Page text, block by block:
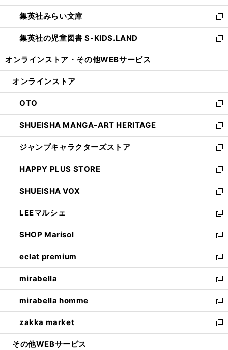
開
く
ウ
で
開
く
ン
ド
ウ
で
ウ
ィ
ン
ド
開
集英社みらい文庫
新
し
い
ン
ウ
で
開
く
集英社の児童図書 S-KIDS.LAND
新
ウ
ン
ド
ウ
で
開
く
オンラインストア・ その他WEBサービス
オンラインストア
OTO
新
し
い
ウ
ィ
ン
ド
ウ
で
開
く
SHUEISHA MANGA-ART HERITAGE
新
し
い
ウ
ィ
ン
ド
ウ
で
開
く
ジャンプキャラクターズストア
新
し
い
ウ
ィ
ン
ド
ウ
で
開
く
HAPPY PLUS STORE
新
し
い
ウ
ィ
ン
ド
ウ
で
開
く
SHUEISHA VOX
新
し
い
ウ
ィ
ン
ド
ウ
で
開
く
LEEマルシェ
新
し
い
ウ
ィ
ン
ド
ウ
で
開
く
SHOP Marisol
新
し
い
ウ
ィ
ン
ド
ウ
で
開
eclat premium
新
し
い
ウ
ィ
ン
ド
ウ
mirabella
新
し
い
ウ
ィ
ン
mirabella homme
新
し
い
ウ
zakka market
新
し
その他WEBサービス